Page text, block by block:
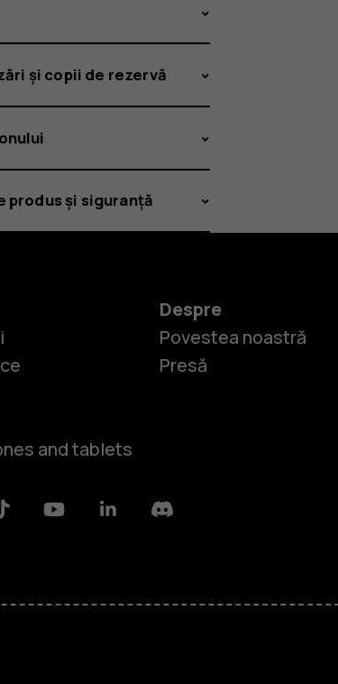
și copii de rezervă
produs și siguranță
and tablets
Despre
Povestea noastră
Presă
YoutubeLinkedinDiscord